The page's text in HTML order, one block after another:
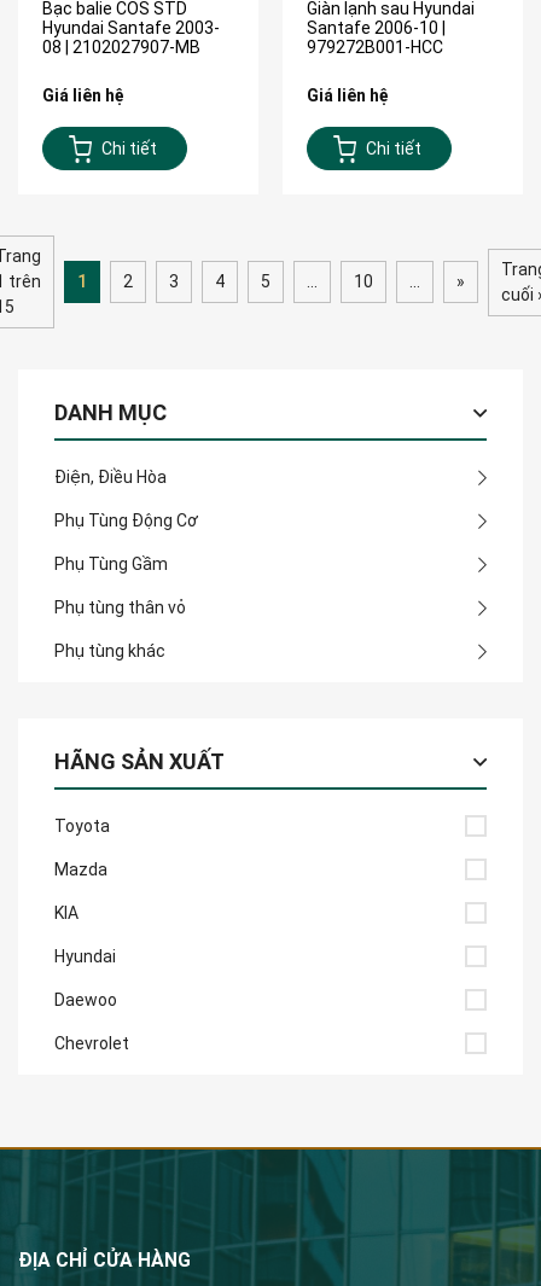
DANH MỤC
Điện, Điều Hòa
Phụ Tùng Động Cơ
Phụ Tùng Gầm
Phụ tùng thân vỏ
Phụ tùng khác
HÃNG SẢN XUẤT
Toyota
Mazda
KIA
Hyundai
Daewoo
Chevrolet
Bạc balie COS STD
Hyundai Santafe 2003-
08 | 2102027907-MB
Giá liên hệ
Chi tiết
Giàn lạnh sau Hyundai
Santafe 2006-10 |
979272B001-HCC
Giá liên hệ
Chi tiết
trên
1 2 3 4 5 10 »
cuối
ĐỊA CHỈ CỬA HÀNG